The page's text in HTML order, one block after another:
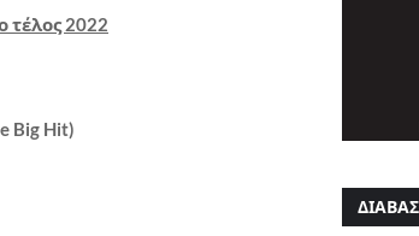
2022
Big Hit)